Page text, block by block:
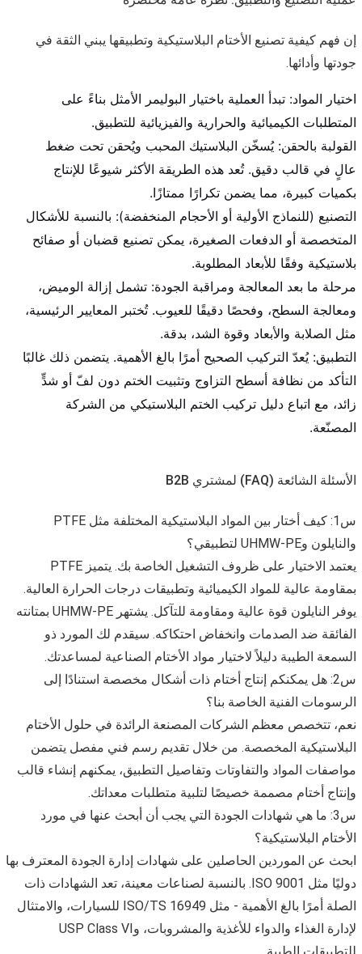
إن فهم كيفية تصنيع الأختام البلاستيكية وتطبيقها يبني الثقة في
جودتها وأدائها.
اختيار المواد: تبدأ العملية باختيار البوليمر الأمثل بناءً على
المتطلبات الكيميائية والحرارية والفيزيائية للتطبيق.
القولبة بالحقن: يُسخّن البلاستيك المحبب ويُحقن تحت ضغط
عالٍ في قالب دقيق. تُعد هذه الطريقة الأكثر شيوعًا للإنتاج
بكميات كبيرة، مما يضمن تكرارًا ممتازًا.
التصنيع (للنماذج الأولية أو الأحجام المنخفضة): بالنسبة للأشكال
المتخصصة أو الدفعات الصغيرة، يمكن تصنيع قضبان أو صفائح
بلاستيكية وفقًا للأبعاد المطلوبة.
مرحلة ما بعد المعالجة ومراقبة الجودة: تشمل إزالة الوميض،
ومعالجة السطح، وفحصًا دقيقًا للعيوب. تُختبر المعايير الرئيسية،
مثل الصلابة والأبعاد وقوة الشد، بدقة.
التطبيق: يُعدّ التركيب الصحيح أمرًا بالغ الأهمية. يتضمن ذلك غالبًا
التأكد من نظافة أسطح التزاوج وتثبيت الختم دون لفّ أو شدٍّ
زائد، مع اتباع دليل تركيب الختم البلاستيكي من الشركة
المصنّعة.
الأسئلة الشائعة (FAQ) لمشتري B2B
س1: كيف أختار بين المواد البلاستيكية المختلفة مثل PTFE
والنايلون وUHMW-PE لتطبيقي؟
يعتمد الاختيار على ظروف التشغيل الخاصة بك. يتميز PTFE
بمقاومة عالية للمواد الكيميائية وتطبيقات درجات الحرارة العالية.
يوفر النايلون قوة عالية ومقاومة للتآكل. يشتهر UHMW-PE بمتانته
الفائقة ضد الصدمات وانخفاض احتكاكه. سيقدم لك المورد ذو
السمعة الطيبة دليلاً لاختيار مواد الأختام الصناعية لمساعدتك.
س2: هل يمكنكم إنتاج أختام ذات أشكال مخصصة استنادًا إلى
الرسومات الفنية الخاصة بنا؟
نعم، تتخصص معظم الشركات المصنعة الرائدة في حلول الأختام
البلاستيكية المخصصة. من خلال تقديم رسم فني مفصل يتضمن
مواصفات المواد والتفاوتات وتفاصيل التطبيق، يمكنهم إنشاء قالب
وإنتاج أختام مصممة خصيصًا لتلبية متطلبات معداتك.
س3: ما هي شهادات الجودة التي يجب أن أبحث عنها في مورد
الأختام البلاستيكية؟
ابحث عن الموردين الحاصلين على شهادات إدارة الجودة المعترف بها
دوليًا مثل ISO 9001. بالنسبة لصناعات معينة، تعد الشهادات ذات
الصلة أمرًا بالغ الأهمية - مثل ISO/TS 16949 للسيارات، والامتثال
لإدارة الغذاء والدواء للأغذية والمشروبات، وUSP Class VI